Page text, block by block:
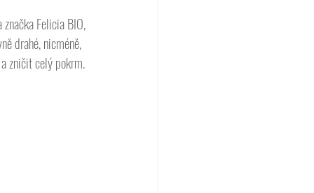
Felicia BIO,
drahé, nicméně,
zničit celý pokrm.